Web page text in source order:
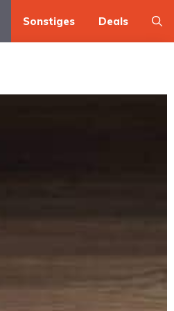
Sonstiges Deals